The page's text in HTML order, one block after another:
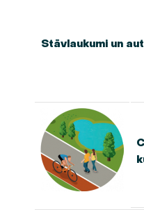
Stāvlaukumi un